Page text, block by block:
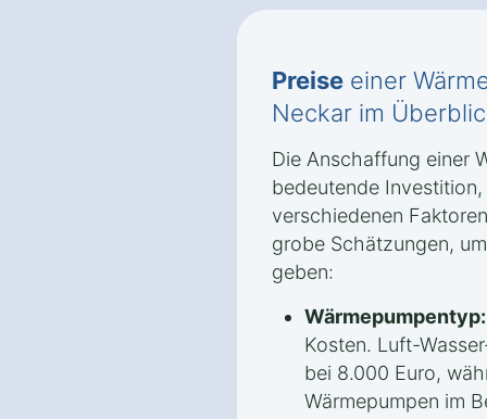
Preise einer
Neckar im
Die Anschaffung einer
bedeutende
verschiedenen
grobe Schätzungen,
geben:
Wärmepumpentyp:
Kosten. Luft-
bei 8.000 Euro,
Wärmepumpen im